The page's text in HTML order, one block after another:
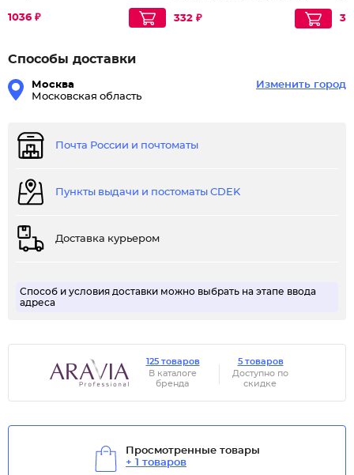
1036 ₽
332 ₽
Способы доставки
Москва
Московская область
Изменить город
Почта России и почтоматы
Пункты выдачи и постоматы CDEK
Доставка курьером
Способ и условия доставки можно выбрать на этапе ввода
адреса
125 товаров
В каталоге
бренда
5 товаров
Доступно по
скидке
Просмотренные товары
+ 1 товаров